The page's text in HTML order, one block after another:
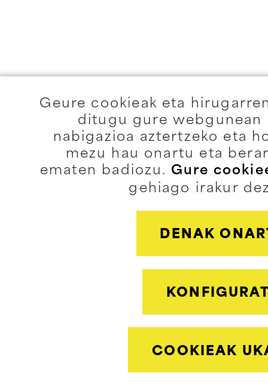
Geure cookieak eta
ditugu gure webgunean
nabigazioa aztertzeko eta
mezu hau onartu eta
ematen badiozu. Gure
gehiago irakur